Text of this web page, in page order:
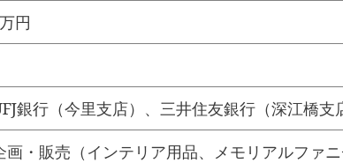
円
銀行（今里支店）、三井住友銀行（深江橋支
画・販売（インテリア用品、メモリアルファニ